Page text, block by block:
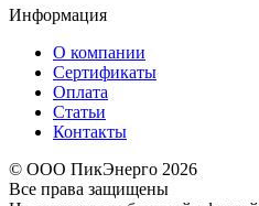
Информация
О компании
Сертификаты
Оплата
Статьи
Контакты
© ООО ПикЭнерго 2026
Все права защищены